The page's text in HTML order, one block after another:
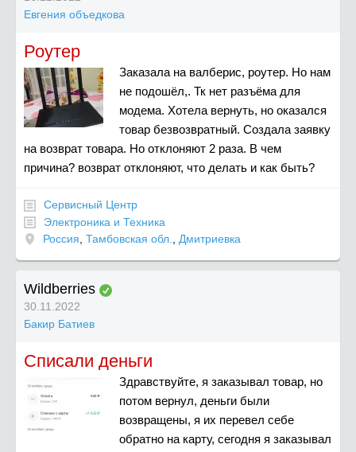
Евгения объедкова
Роутер
Заказала на валберис, роутер. Но нам
не подошёл,. Тк нет разъёма для
модема. Хотела вернуть, но оказался
товар безвозвратный. Создала заявку
на возврат товара. Но отклоняют 2 раза. В чем
причина? возврат отклоняют, что делать и как быть?
Сервисный Центр
Электроника и Техника
Россия Тамбовская обл. Дмитриевка
Wildberries
30.11.2022
Бакир Батиев
Списали деньги
Здравствуйте, я заказывал товар, но
потом вернул, деньги были
возвращены, я их перевел себе
обратно на карту, сегодня я заказывал